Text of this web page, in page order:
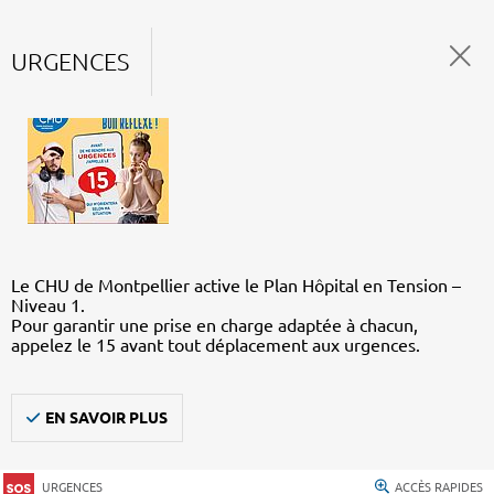
URGENCES
Le CHU de Montpellier active le Plan Hôpital en Tension –
Niveau 1.
Pour garantir une prise en charge adaptée à chacun,
appelez le 15 avant tout déplacement aux urgences.
EN SAVOIR PLUS
URGENCES ACCÈS RAPIDES